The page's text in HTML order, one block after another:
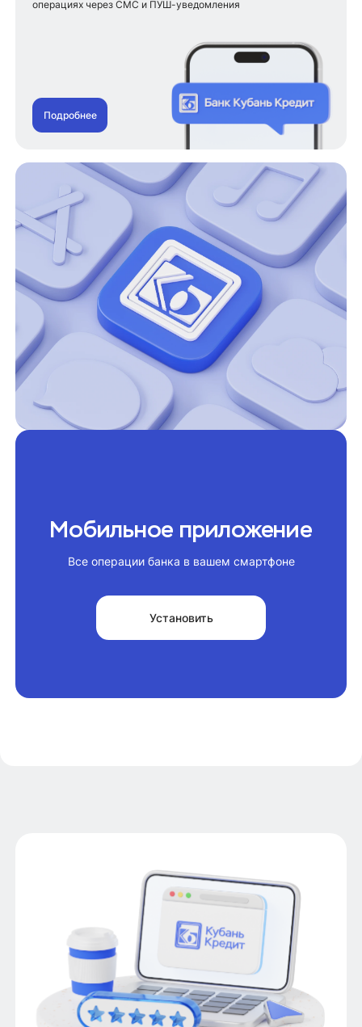
операциях через СМС и ПУШ-уведомления
Подробнее
Мобильное приложение
Все операции банка в вашем смартфоне
Установить